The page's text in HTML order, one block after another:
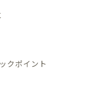
クポイント